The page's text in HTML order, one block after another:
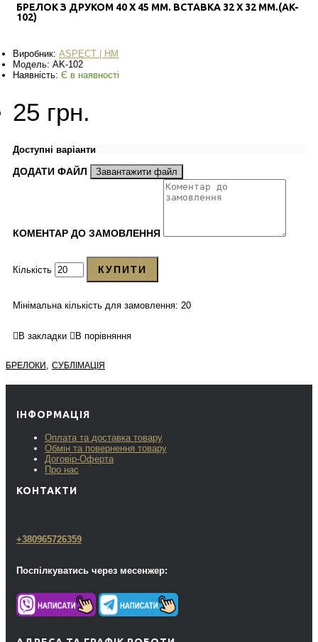
БРЕЛОК З ДРУКОМ 40 Х 45 ММ. ВСТАВКА 32 Х 32 ММ.(AK-
102)
Виробник: ASPECT | HM
Модель: AK-102
Наявність: Є в наявності
25 грн.
Доступні варіанти
ДОДАТИ ФАЙЛ Завантажити файл
КОМЕНТАР ДО ЗАМОВЛЕННЯ
Кількість КУПИТИ
Мінімальна кількість для замовлення: 20
В закладки В порівняння
БРЕЛОКИ СУБЛІМАЦІЯ
ІНФОРМАЦІЯ
Оплата та доставка товару
Обмін та повернення товару
Договір-Оферта
Про нас
КОНТАКТИ
+380965726359
Поспілкуватись через месенжер: